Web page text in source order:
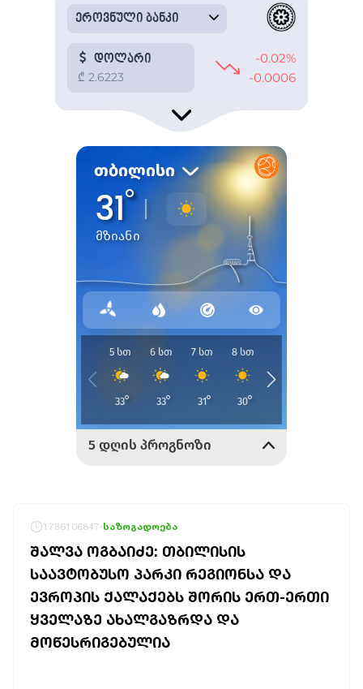
1786106847 საზოგადოება
ᲨᲐᲚᲕᲐ ᲝᲒᲑᲐᲘᲫᲔ: ᲗᲑᲘᲚᲘᲡᲘᲡ
ᲡᲐᲐᲕᲢᲝᲑᲣᲡᲝ ᲞᲐᲠᲙᲘ ᲠᲔᲒᲘᲝᲜᲡᲐ ᲓᲐ
ᲔᲕᲠᲝᲞᲘᲡ ᲥᲐᲚᲐᲥᲔᲑᲡ ᲨᲝᲠᲘᲡ ᲔᲠᲗ-ᲔᲠᲗᲘ
ᲧᲕᲔᲚᲐᲖᲔ ᲐᲮᲐᲚᲒᲐᲖᲠᲓᲐ ᲓᲐ
ᲛᲝᲬᲔᲡᲠᲘᲒᲔᲑᲣᲚᲘᲐ